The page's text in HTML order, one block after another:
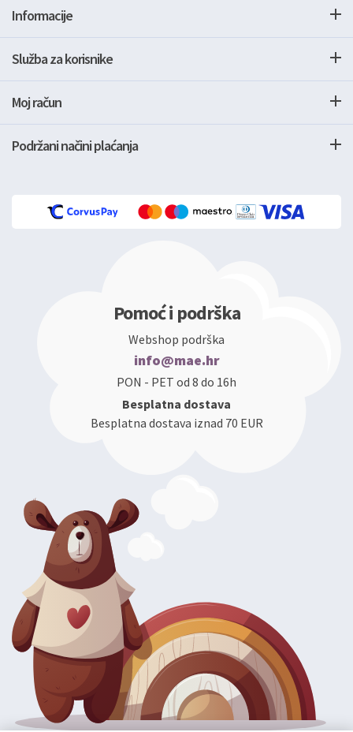
Informacije
Služba za korisnike
Moj račun
Podržani načini plaćanja
Pomoć i podrška
Webshop podrška
info@mae.hr
PON - PET od 8 do 16h
Besplatna dostava
Besplatna dostava iznad 70 EUR